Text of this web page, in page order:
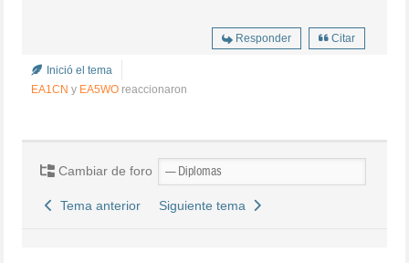
Responder Citar
Inició el tema
EA1CN y EA5WO reaccionaron
Cambiar de foro
Tema anterior Siguiente tema